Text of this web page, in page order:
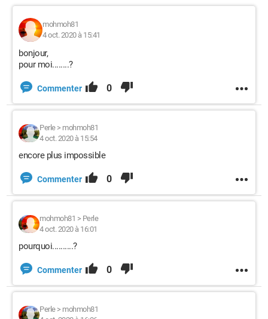
mohmoh81
4 oct. 2020 à 15:41
bonjour,
pour moi........?
Commenter 0
Perle> mohmoh81
4 oct. 2020 à 15:54
encore plus impossible
Commenter 0
mohmoh81 > Perle
4 oct. 2020 à 16:01
pourquoi..........?
Commenter 0
Perle> mohmoh81